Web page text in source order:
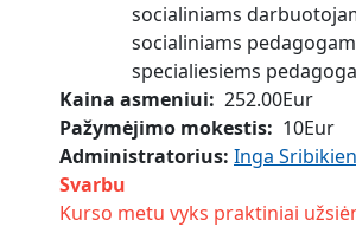
socialiniams
socialiniams
specialiesiems
Kaina asmeniui
252.00Eur
Pažymėjimo mokestis
10Eur
Administratorius: Inga
Svarbu
Kurso metu vyks praktiniai